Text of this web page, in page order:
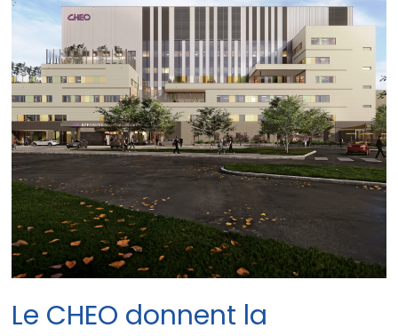
Le CHEO donnent la